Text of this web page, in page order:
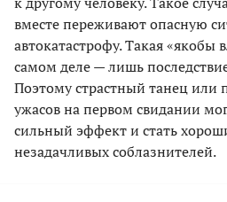
вместе переживают опасную
автокатастрофу. Такая «якобы
самом деле — лишь
Поэтому страстный танец или
ужасов на первом свидании
сильный эффект и стать
незадачливых соблазнителей.